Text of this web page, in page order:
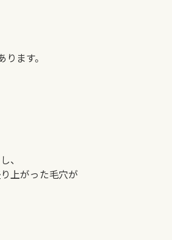
ます。
、
上がった毛穴が